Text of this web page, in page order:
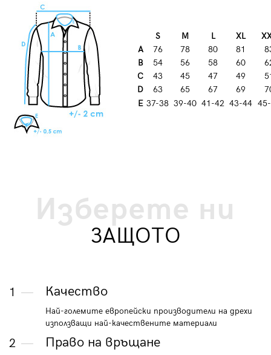
S M L XL
A
76 78 80 81
B
54 56 58 60
C
43 45 47 49
D
63 65 67 69
E 37-38 39-40 41-42 43-44
Изберете ни
ЗАЩОТО
1 Качество
Най-големите европейски производители на дрехи
използващи най-качествените материали
2 Право на връщане